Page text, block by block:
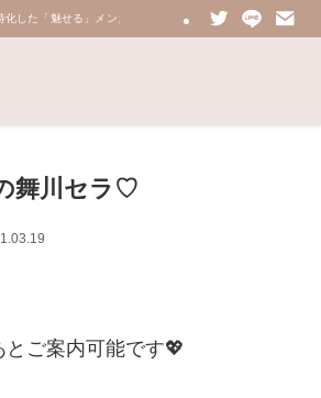
化した「魅せる」メンズエステ 鼠蹊部・密着・総合技術力
舞川セラ♡
ご案内可能です💖